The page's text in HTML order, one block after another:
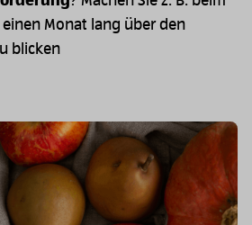
Monat lang über den
blicken